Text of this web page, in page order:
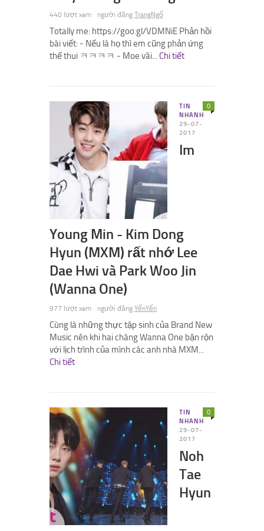
440 lượt xem người đăng TrangNgố
Totally me: https://goo.gl/VDMNiE Phản hồi
bài viết: - Nếu là họ thì em cũng phản ứng
thế thui ㅋㅋㅋㅋ - Moe vãi... Chi tiết
TIN
NHANH
29-07-
2017
Im
Young Min - Kim Dong
Hyun (MXM) rất nhớ Lee
Dae Hwi và Park Woo Jin
(Wanna One)
977 lượt xem
0
người đăng YếnYến
Cùng là những thực tập sinh của Brand New
Music nên khi hai chàng Wanna One bận rộn
với lịch trình của mình các anh nhà MXM...
Chi tiết
TIN
NHANH
29-07-
2017
Noh
Tae
Hyun
0